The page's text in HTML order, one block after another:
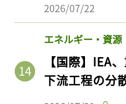
2026/07/22
エネルギー・資源
【国際】IEA
下流工程の分